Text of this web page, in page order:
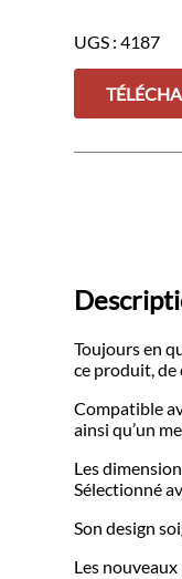
Médaille
-
UGS :4187
Toujours en
ce produit, de
Compatible
ainsi qu’un
Les
Sélectionné
Son design
Les